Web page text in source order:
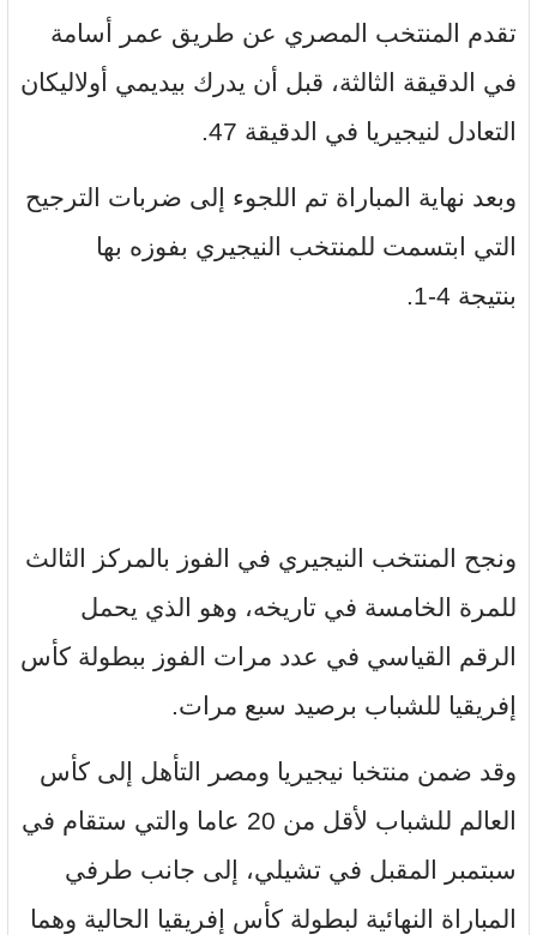
تقدم المنتخب المصري عن طريق عمر أسامة
في الدقيقة الثالثة، قبل أن يدرك بيديمي أولاليكان
التعادل لنيجيريا في الدقيقة 47.
وبعد نهاية المباراة تم اللجوء إلى ضربات الترجيح
التي ابتسمت للمنتخب النيجيري بفوزه بها
بنتيجة 4-1.
ونجح المنتخب النيجيري في الفوز بالمركز الثالث
للمرة الخامسة في تاريخه، وهو الذي يحمل
الرقم القياسي في عدد مرات الفوز ببطولة كأس
إفريقيا للشباب برصيد سبع مرات.
وقد ضمن منتخبا نيجيريا ومصر التأهل إلى كأس
العالم للشباب لأقل من 20 عاما والتي ستقام في
سبتمبر المقبل في تشيلي، إلى جانب طرفي
المباراة النهائية لبطولة كأس إفريقيا الحالية وهما